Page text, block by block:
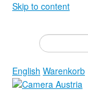
Skip to content
Presse
Veranstaltungen
Newsletter
English Warenkorb